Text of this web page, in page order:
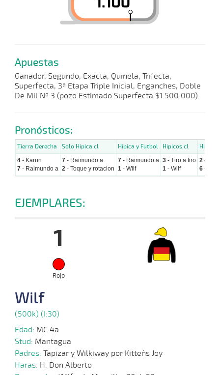
Apuestas
Ganador, Segundo, Exacta, Quinela, Trifecta,
Superfecta, 3ª Etapa Triple Inicial, Enganches, Doble
De Mil Nº 3 (pozo Estimado Superfecta $1.500.000).
Pronósticos:
Tierra Derecha Solo Hipica.cl Hípica y Futbol Hipicos.cl
4 - Karun
7 - Raimundo a
7 - Raimundo a
2 - Toque y rotacion
7 - Raimundo a
1 - Wilf
3 - Tiro a tiro
1 - Wilf
2 -
6 -
EJEMPLARES:
1
Rojo
Wilf
(500k) (I:30)
Edad: MC 4a
Stud: Mantagua
Padres: Tapizar y Wilkiway por Kitten`s Joy
Haras: H. Don Alberto